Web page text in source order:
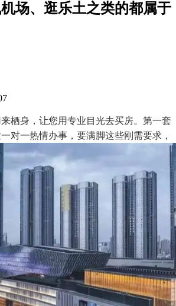
场、逛乐土之类的都属于
身，让您用专业目光去买房。第一套
对一热情办事，要满脚这些刚需要求，